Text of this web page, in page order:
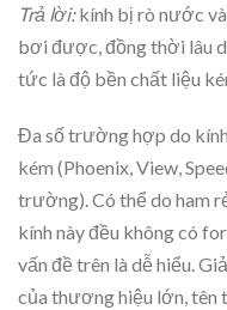
Trả lời:kính bị rò nước
bơi được, đồng thời lâu
tức là độ bền chất liệu
Đa số trường hợp do
kém (Phoenix, View,
trường). Có thể do ham
kính này đều không có
vấn đề trên là dễ hiểu.
của thương hiệu lớn, tên